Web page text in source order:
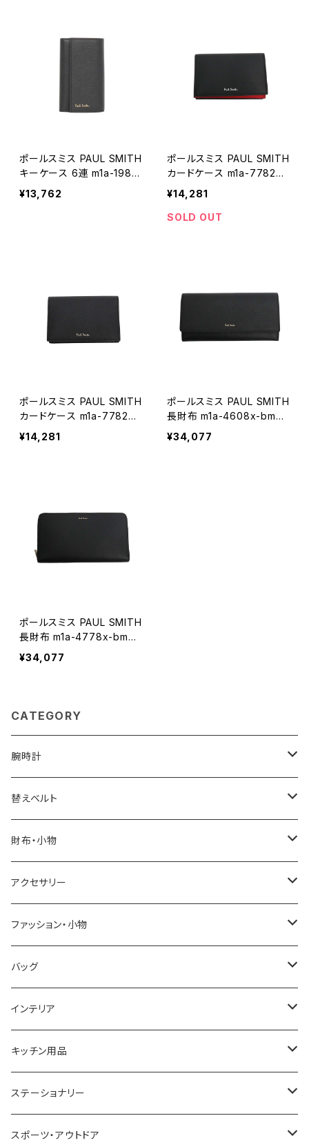
ポールスミス PAUL SMITH
キーケース 6連 m1a-1981x
-astrml-79a メンズ ブラッ
¥13,762
ポールスミス PAUL SMITH
カードケース m1a-7782x-
astrgs-79a メンズ ブラッ
¥14,281
SOLD OUT
ポールスミス PAUL SMITH
カードケース m1a-7782x-
bmults-79 メンズ ブラック
¥14,281
ポールスミス PAUL SMITH
長財布 m1a-4608x-bmult
s-79 メンズ ブラック
¥34,077
ポールスミス PAUL SMITH
長財布 m1a-4778x-bmult
s-79 メンズ ブラック
¥34,077
CATEGORY
腕時計
ELGIN
SALVATORE MARRA
CASIO
GRANDEUR
COGU
GAGA MILANO
CACTUS
TIMEX
NIXON
替えベルト
COACH
DANIEL WELLINGTON
LACOSTE
DIESEL
MICHAEL KORS
NO BRAND
財布・小物
SONNE
DUCT
TRANSNUMBER
SAAMA HOMME
ARNOLD PALMER
MICHAEL KORS
DIESEL
アクセサリー
GUCCI
TIFFANY&CO
FOLLI FOLLIE
POLICE
PAUL HEWITT
22designstudio
ファッション・小物
DAKS
栃木レザー
NIKE
DUNHILL
NEWYORKER
バッグ
MANHATTAN PORTAGE
United HOMME
RODANIA
BEAMZSQUARE
インテリア
CRYSTOCRAFT
SEIKO
CITIZEN
キッチン用品
I'mD
Helios
ステーショナリー
LAMY
スポーツ・アウトドア